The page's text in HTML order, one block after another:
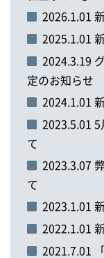
2026.1.01
2025.1.01
2024.3.19
定のお知らせ
2024.1.01
2023.5.01
て
2023.3.07
て
2023.1.01
2022.1.01
2021.7.01